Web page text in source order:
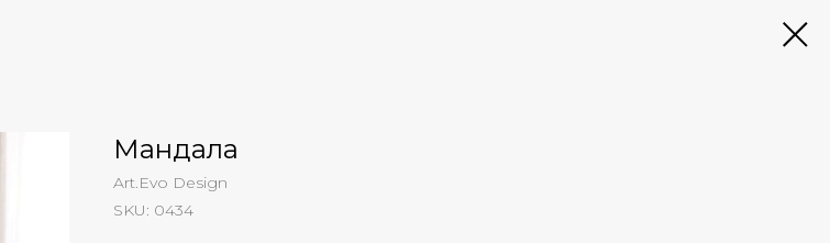
Мандала
Art.Evo Design
SKU: 0434